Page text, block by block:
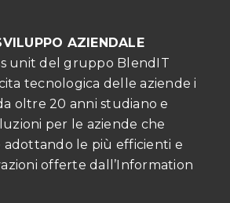
AZIENDALE
unit del gruppo BlendIT
tecnologica delle aziende i
oltre 20 anni studiano e
per le aziende che
adottando le più efficienti e
offerte dall’Information